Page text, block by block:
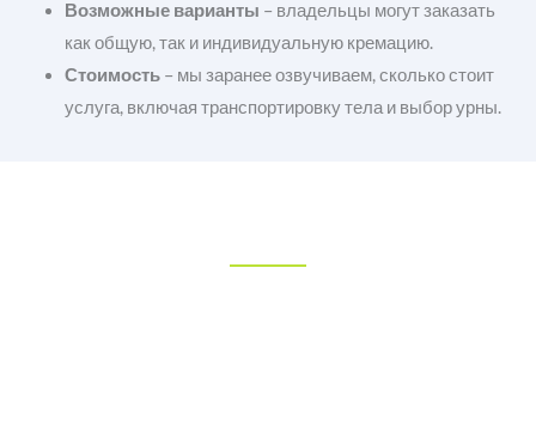
Возможные варианты – владельцы могут заказать
как общую, так и индивидуальную кремацию.
Стоимость– мы заранее озвучиваем, сколько стоит
услуга, включая транспортировку тела и выбор урны.